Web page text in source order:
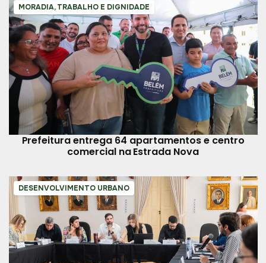
MORADIA, TRABALHO E DIGNIDADE
Prefeitura entrega 64 apartamentos e centro
comercial na Estrada Nova
DESENVOLVIMENTO URBANO